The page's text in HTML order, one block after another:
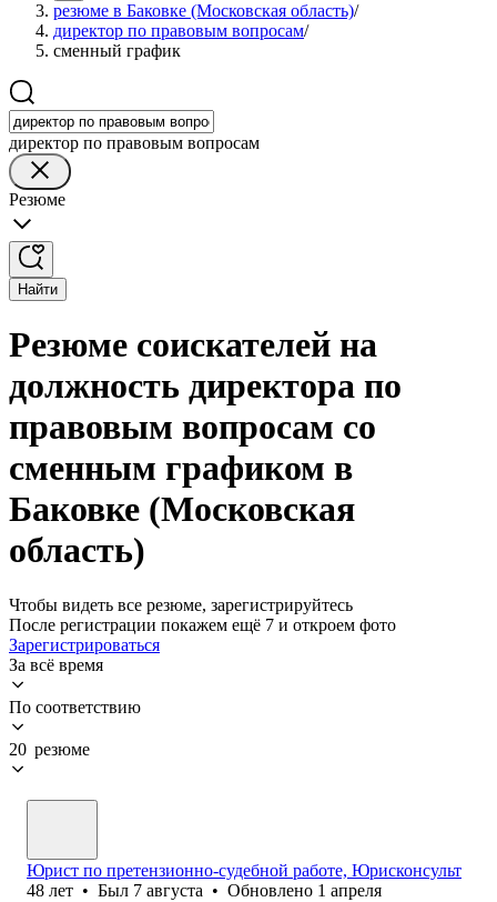
резюме в Баковке (Московская область)/
директор по правовым вопросам/
сменный график
директор по правовым вопросам
Резюме
Найти
Резюме соискателей на
должность директора по
правовым вопросам со
сменным графиком в
Баковке (Московская
область)
Чтобы видеть все резюме, зарегистрируйтесь
После регистрации покажем ещё 7 и откроем фото
Зарегистрироваться
За всё время
По соответствию
20 резюме
Юрист по претензионно-судебной работе, Юрисконсульт
48 лет • Был 7 августа • Обновлено 1 апреля